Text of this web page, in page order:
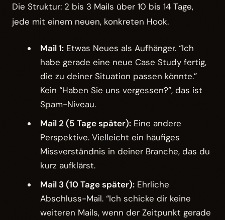
Die Struktur: 2 bis 3 Mails über 10 bis 14 Tage,
jede mit einem neuen, konkreten Hook.
Mail 1: Etwas Neues als Aufhänger. “Ich
habe gerade eine neue Case Study fertig,
die zu deiner Situation passen könnte.”
Kein “Haben Sie uns vergessen?”, das ist
Spam-Niveau.
Mail 2 (5 Tage später): Eine andere
Perspektive. Vielleicht ein häufiges
Missverständnis in deiner Branche, das du
kurz aufklärst.
Mail 3 (10 Tage später): Ehrliche
Abschluss-Mail. “Ich schicke dir keine
weiteren Mails, wenn der Zeitpunkt gerade